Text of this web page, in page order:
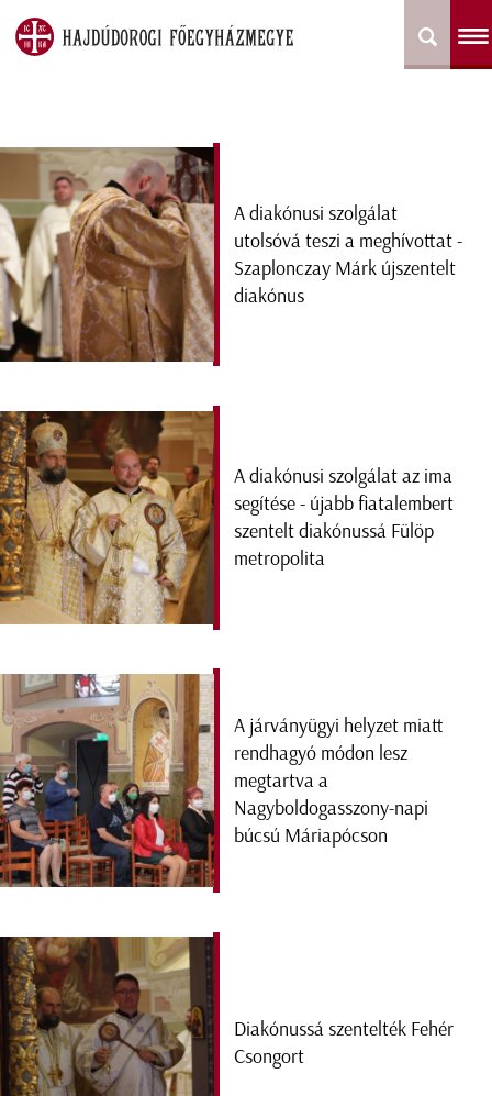
A diakónusi szolgálat
utolsóvá teszi a meghívottat -
Szaplonczay Márk újszentelt
diakónus
A diakónusi szolgálat az ima
segítése - újabb fiatalembert
szentelt diakónussá Fülöp
metropolita
A járványügyi helyzet miatt
rendhagyó módon lesz
megtartva a
Nagyboldogasszony-napi
búcsú Máriapócson
Diakónussá szentelték Fehér
Csongort